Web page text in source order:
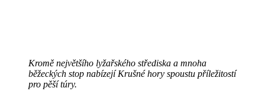
Kromě největšího lyžařského střediska a mnoha
běžeckých stop nabízejí Krušné hory spoustu příležitostí
pro pěší túry.